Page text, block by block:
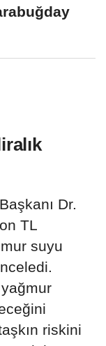
Dr.
TL
suyu
riskini